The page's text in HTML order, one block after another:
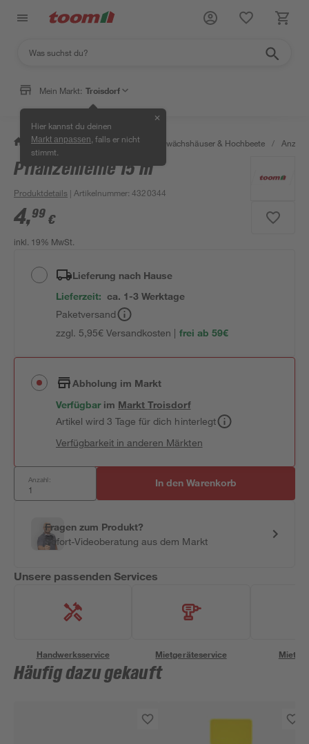
Mein Markt: Troisdorf
Hier kannst du deinen
Markt anpassen , falls er nicht
stimmt.
✕
/ Garten & Freizeit / Anzucht, Gewächshäuser & Hochbeete /
Pflanzenleine 15 m
Produktdetails | Artikelnummer:4320344
4,99 €
inkl. 19% MwSt.
Lieferung nach Hause
Lieferzeit: ca. 1-3 Werktage
Paketversand
zzgl. 5,95€ Versandkosten | frei ab 59€
Abholung im Markt
Verfügbar im MarktTroisdorf
Artikel wird 3 Tage für dich hinterlegt
Verfügbarkeit in anderen Märkten
Anzahl: In den Warenkorb
Fragen zum Produkt?
Sofort-Videoberatung aus dem Markt
Unsere passenden Services
Handwerksservice Mietgeräteservice
Häufig dazu gekauft